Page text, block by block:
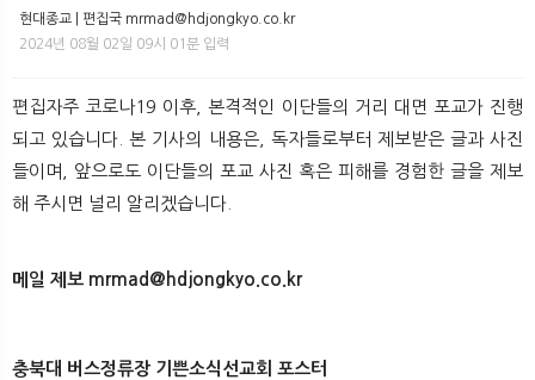
뉴
현대종교 | 편집국 mrmad@hdjongkyo.co.kr
2024년 08월 02일 09시 01분 입력
편집자주 코로나19 이후, 본격적인 이단들의 거리 대면 포교가 진행
되고 있습니다. 본 기사의 내용은, 독자들로부터 제보받은 글과 사진
들이며, 앞으로도 이단들의 포교 사진 혹은 피해를 경험한 글을 제보
해 주시면 널리 알리겠습니다.
메일 제보 mrmad@hdjongkyo.co.kr
충북대 버스정류장 기쁜소식선교회 포스터